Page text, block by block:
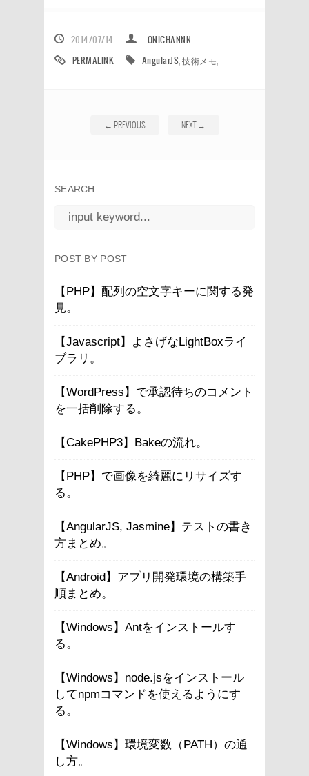
2014/07/14
_ONICHANNN
PERMALINK
AngularJS ,技術メモ
← PREVIOUS NEXT→
SEARCH
POST BY POST
【PHP】配列の空文字キーに関する発
見。
【Javascript】よさげなLightBoxライ
ブラリ。
【WordPress】で承認待ちのコメント
を一括削除する。
【CakePHP3】Bakeの流れ。
【PHP】で画像を綺麗にリサイズす
る。
【AngularJS, Jasmine】テストの書き
方まとめ。
【Android】アプリ開発環境の構築手
順まとめ。
【Windows】Antをインストールす
る。
【Windows】node.jsをインストール
してnpmコマンドを使えるようにす
る。
【Windows】環境変数（PATH）の通
し方。